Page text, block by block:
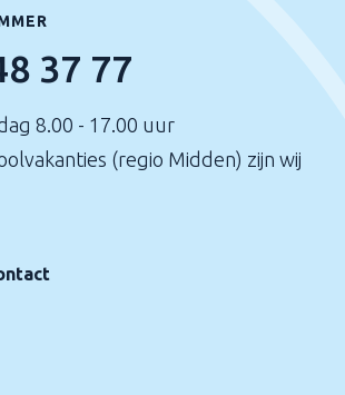
37 77
8.00 - 17.00 uur
(regio Midden) zijn wij